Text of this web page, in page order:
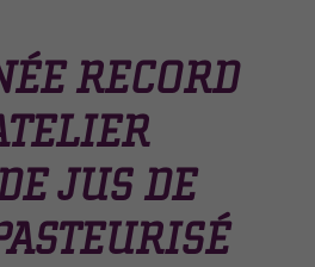
RECORD
JUS DE